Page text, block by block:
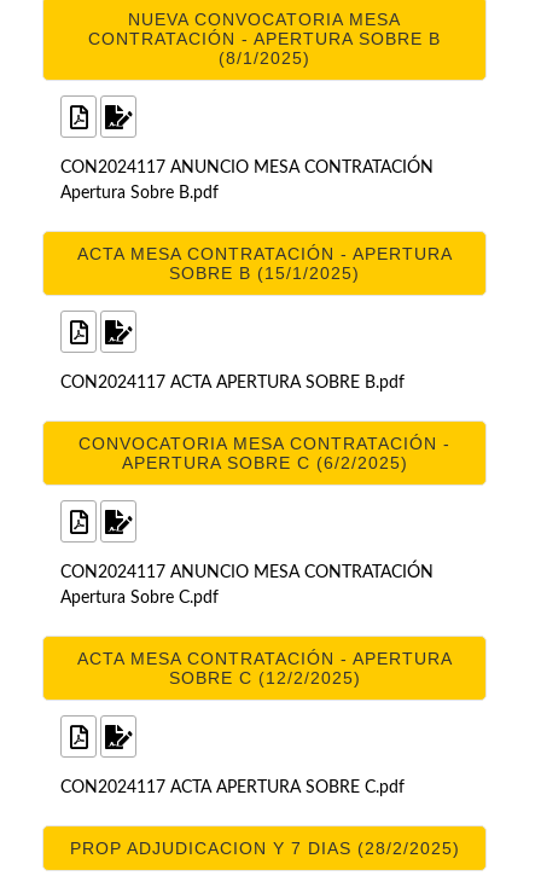
NUEVA CONVOCATORIA MESA
CONTRATACIÓN - APERTURA SOBRE B
(8/1/2025)
CON2024117 ANUNCIO MESA CONTRATACIÓN
Apertura Sobre B.pdf
ACTA MESA CONTRATACIÓN - APERTURA
SOBRE B (15/1/2025)
CON2024117 ACTA APERTURA SOBRE B.pdf
CONVOCATORIA MESA CONTRATACIÓN -
APERTURA SOBRE C (6/2/2025)
CON2024117 ANUNCIO MESA CONTRATACIÓN
Apertura Sobre C.pdf
ACTA MESA CONTRATACIÓN - APERTURA
SOBRE C (12/2/2025)
CON2024117 ACTA APERTURA SOBRE C.pdf
PROP ADJUDICACION Y 7 DIAS (28/2/2025)